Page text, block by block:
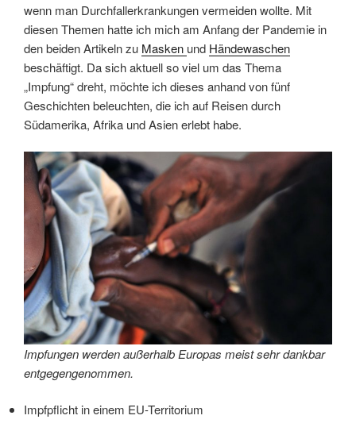
wenn man Durchfallerkrankungen vermeiden wollte. Mit
diesen Themen hatte ich mich am Anfang der Pandemie in
den beiden Artikeln zu Masken und Händewaschen
beschäftigt. Da sich aktuell so viel um das Thema
„Impfung“ dreht, möchte ich dieses anhand von fünf
Geschichten beleuchten, die ich auf Reisen durch
Südamerika, Afrika und Asien erlebt habe.
Impfungen werden außerhalb Europas meist sehr dankbar
entgegengenommen.
Impfpflicht in einem EU-Territorium